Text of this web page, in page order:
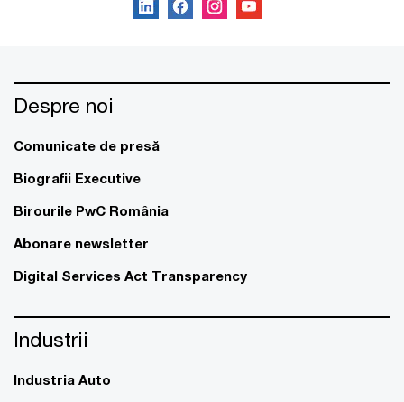
Despre noi
Comunicate de presă
Biografii Executive
Birourile PwC România
Abonare newsletter
Digital Services Act Transparency
Industrii
Industria Auto